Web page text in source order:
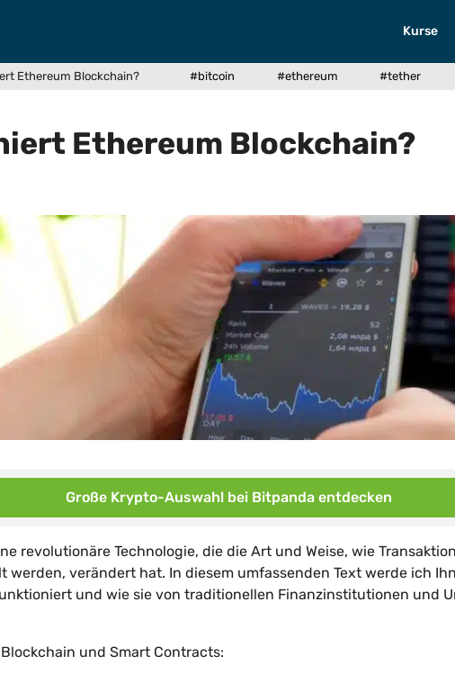
Kurse
Ethereum Blockchain? #bitcoin #ethereum #tether
Ethereum Blockchain?
Große Krypto-Auswahl bei Bitpanda entdecken
revolutionäre Technologie, die die Art und Weise, wie
werden, verändert hat. In diesem umfassenden Text werde ich
und wie sie von traditionellen Finanzinstitutionen und
und Smart Contracts: